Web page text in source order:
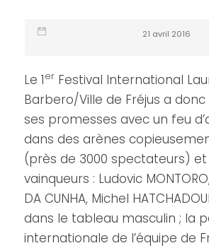
21 avril 2016
Le 1er Festival International
Barbero/Ville de Fréjus a
ses promesses avec un feu
dans des arènes
(près de 3000 spectateurs)
vainqueurs : Ludovic
DA CUNHA, Michel
dans le tableau masculin ; la
internationale de l’équipe de